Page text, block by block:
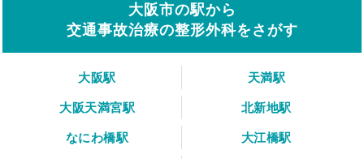
大阪市の駅から
交通事故治療の整形外科をさがす
大阪駅
天満駅
大阪天満宮駅
北新地駅
なにわ橋駅
大江橋駅